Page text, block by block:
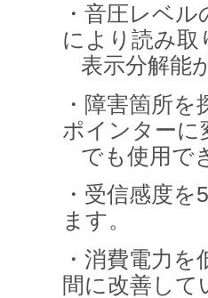
・音圧レベル
により読み取
表示分解能
・障害箇所
ポインターに
でも使用で
・受信感度を
ます。
・消費電力
間に改善して